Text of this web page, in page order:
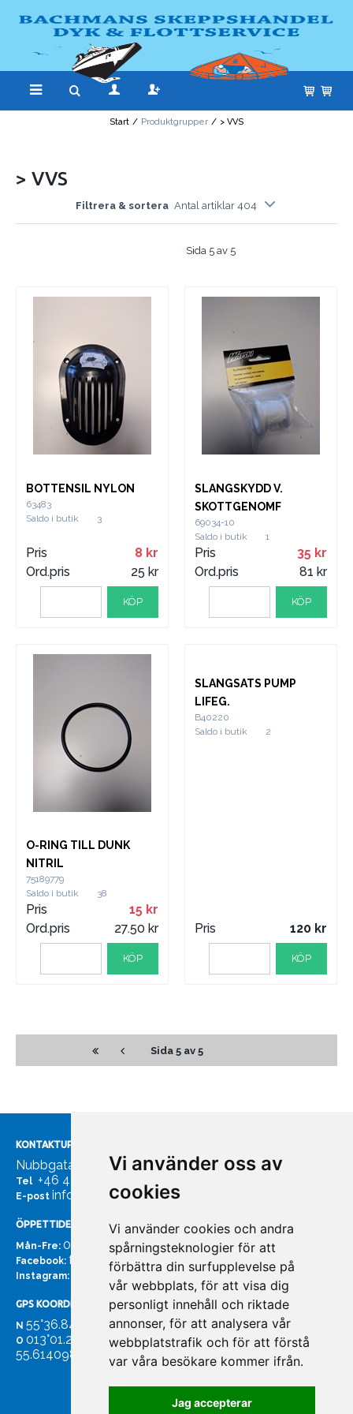
Vi använder oss av
cookies
Vi använder cookies och andra
spårningsteknologier för att
förbättra din surfupplevelse på
vår webbplats, för att visa dig
personligt innehåll och riktade
annonser, för att analysera vår
webbplatstrafik och för att förstå
var våra besökare kommer ifrån.
Jag accepterar
Start / Produktgrupper / > VVS
> VVS
Filtrera & sortera Antal artiklar 404
Sida 5 av 5
BOTTENSIL NYLON
63483
Saldo i butik
3
Pris
8
Ord.pris
25
KÖP
SLANGSKYDD V.
SKOTTGENOMF
69034-10
Saldo i butik
1
Pris
35
Ord.pris
81
KÖP
O-RING TILL DUNK
NITRIL
75189779
Saldo i butik
38
Pris
15
Ord.pris
27.50
KÖP
SLANGSATS PUMP
LIFEG.
B40220
Saldo i butik
2
Pris 120
KÖP
Sida 5 av 5
KONTAKTUPPGIFTER
Nubbgatan 7, 211 24 Malmö
Tel +46 40185561
E-post info@bachmans.se
ÖPPETTIDER
Mån-Fre: 07:00 - 16:00
Facebook: facebook.com/bachmans.se
Instagram: instagram.com/bachmans.se
GPS KOORDINATER
N 55°36.847
O 013°01.255'
55.614098. 13.020931'